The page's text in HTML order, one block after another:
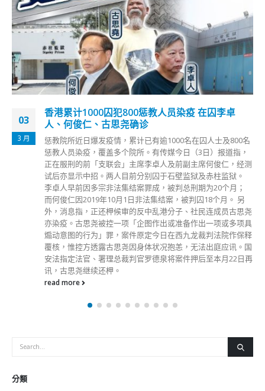
03
3 月
香港累计1000囚犯800惩教人员染疫 在囚李卓
人、何俊仁、古思尧确诊
惩教院所近日爆发疫情，累计已有逾1000名在囚人士及800名
惩教人员染疫，覆盖多个院所。有传媒今日（3日）报道指，
正在服刑的前「支联会」主席李卓人及前副主席何俊仁，经测
试后亦显示中招。两人目前分别囚于石壁监狱及赤柱监狱。
李卓人早前因多宗非法集结案罪成，被判总刑期为20个月；
而何俊仁因2019年10月1日非法集结案，被判囚18个月。 另
外，消息指，正还柙候审的反中乱港分子、社民连成员古思尧
亦染疫。古思尧被控一项「企图作出或准备作出一项或多项具
煽动意图的行为」罪，案件原定今日在西九龙裁判法院作保释
覆核，惟控方透露古思尧因身体状况抱恙，无法出庭应讯。国
安法指定法官、署理总裁判官罗德泉将案件押后至本月22日再
讯，古思尧继续还柙。
read more
分類